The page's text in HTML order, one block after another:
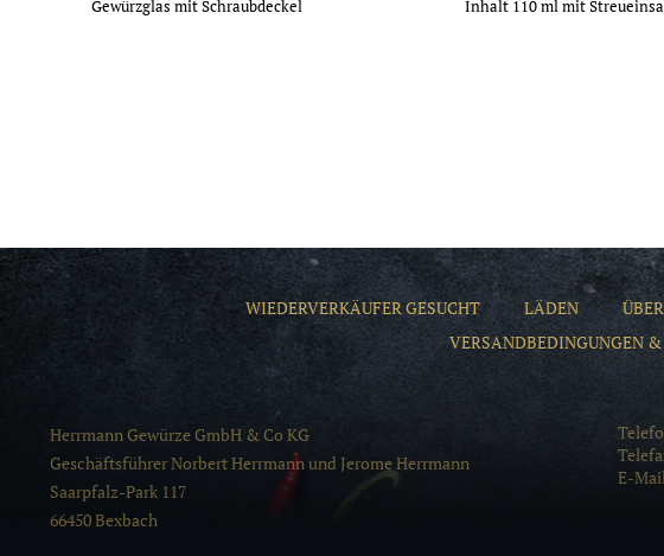
Gewürzglas mit Schraubdeckel Inhalt 110 ml mit
WIEDERVERKÄUFER GESUCHT LÄDEN
VERSANDBEDINGUNGEN
Herrmann Gewürze GmbH & Co KG
Geschäftsführer Norbert Herrmann und Jerome Herrmann
Saarpfalz-Park 117
66450 Bexbach
E-